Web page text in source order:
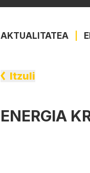
AKTUALITATEA
Itzuli
ENERGIA